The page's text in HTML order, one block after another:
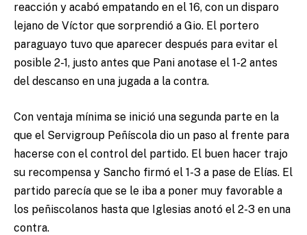
reacción y acabó empatando en el 16, con un disparo
lejano de Víctor que sorprendió a Gio. El portero
paraguayo tuvo que aparecer después para evitar el
posible 2-1, justo antes que Pani anotase el 1-2 antes
del descanso en una jugada a la contra.
Con ventaja mínima se inició una segunda parte en la
que el Servigroup Peñíscola dio un paso al frente para
hacerse con el control del partido. El buen hacer trajo
su recompensa y Sancho firmó el 1-3 a pase de Elías. El
partido parecía que se le iba a poner muy favorable a
los peñiscolanos hasta que Iglesias anotó el 2-3 en una
contra.